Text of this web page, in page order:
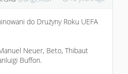
do Drużyny Roku UEFA
Neuer, Beto, Thibaut
Buffon.